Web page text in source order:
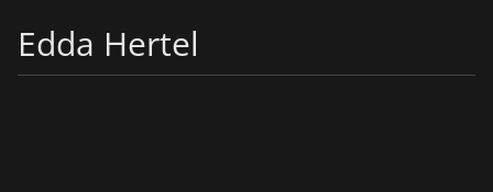
Edda Hertel